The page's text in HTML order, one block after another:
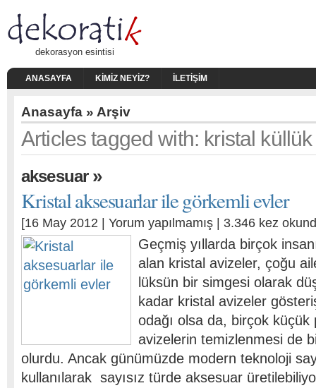
dekorasyon esintisi
ANASAYFA KIMIZ NEYIZ? İLETIŞIM
Anasayfa » Arşiv
Articles tagged with: kristal küllük
aksesuar»
Kristal aksesuarlar ile görkemli evler
[16 May 2012 | Yorum yapılmamış | 3.346 kez
Geçmiş yıllarda birçok
alan kristal avizeler, çoğu
lüksün bir simgesi olarak
kadar kristal avizeler
odağı olsa da, birçok
avizelerin temizlenmesi de
olurdu. Ancak günümüzde modern teknoloji
kullanılarak sayısız türde aksesuar